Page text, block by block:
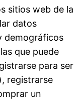
sitios web de la
datos
demográficos
que puede
para ser
registrarse
un